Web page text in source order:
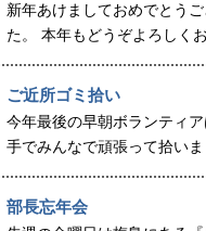
新年あけましておめでとう
た。 本年もどうぞよろしく
ご近所ゴミ拾い
今年最後の早朝ボランティ
手でみんなで頑張って拾い
部長忘年会